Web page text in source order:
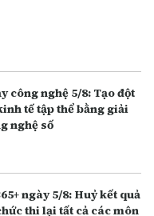
công nghệ 5/8: Tạo đột
tế tập thể bằng giải
nghệ số
ngày 5/8: Huỷ kết quả
thi lại tất cả các môn